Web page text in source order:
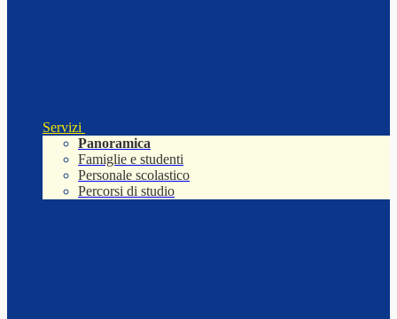
Servizi
Panoramica
Famiglie e studenti
Personale scolastico
Percorsi di studio